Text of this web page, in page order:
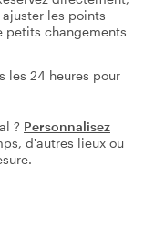
les points
petits changements
les 24 heures pour
? Personnalisez
d'autres lieux ou